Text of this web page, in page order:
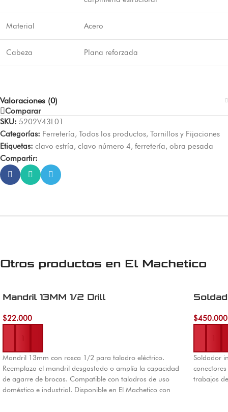
Material Acero
Cabeza Plana reforzada
Valoraciones (0)
Comparar
SKU: 5202V43L01
Categorías: Ferretería, Todos los productos, Tornillos y Fijaciones
Etiquetas: clavo estría, clavo número 4, ferretería, obra pesada
Compartir:
Otros productos en El Machetico
Mandril 13MM 1/2 Drill
$22.000
Añadir al carrito
Mandril 13mm con rosca 1/2 para taladro eléctrico.
Reemplaza el mandril desgastado o amplía la capacidad
de agarre de brocas. Compatible con taladros de uso
doméstico e industrial. Disponible en El Machetico con
$450.000
Añadir al
Soldador
trabajos